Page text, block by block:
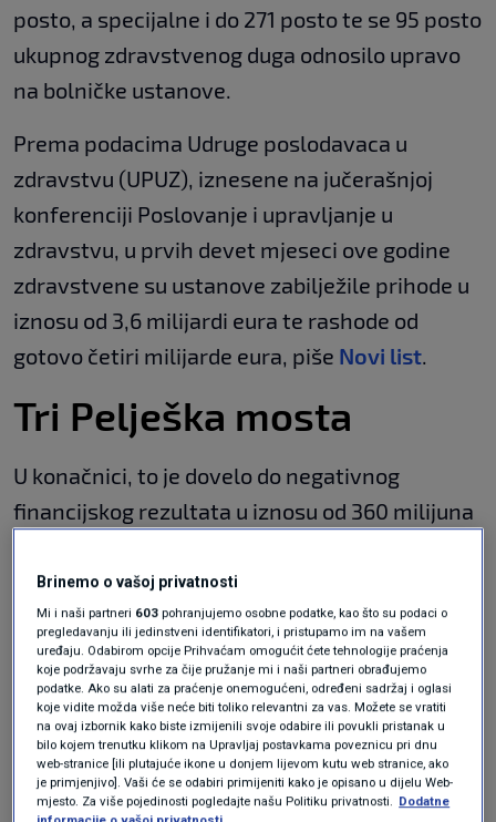
posto, a specijalne i do 271 posto te se 95 posto
ukupnog zdravstvenog duga odnosilo upravo
na bolničke ustanove.
Prema podacima Udruge poslodavaca u
zdravstvu (UPUZ), iznesene na jučerašnjoj
konferenciji Poslovanje i upravljanje u
zdravstvu, u prvih devet mjeseci ove godine
zdravstvene su ustanove zabilježile prihode u
iznosu od 3,6 milijardi eura te rashode od
gotovo četiri milijarde eura, piše Novi list.
Tri Pelješka mosta
U konačnici, to je dovelo do negativnog
financijskog rezultata u iznosu od 360 milijuna
Danas se prosječno na mjesečnoj razini
generira novi dug u iznosu od 36 milijuna eura
te se rokovi plaćanja općih bolnica kreću u
rasponu od 250 do 360 dana, a kliničkih bolnica
od 210 do 280 dana. Znatno bolje poslovanje
bilježe jedino zavodi za javno zdravstvo i
domovi zdravlja, iako su i oni ostvarili
Brinemo o vašoj privatnosti
Mi i naši partneri 603 pohranjujemo osobne podatke, kao što su podaci o
pregledavanju ili jedinstveni identifikatori, i pristupamo im na vašem
uređaju. Odabirom opcije Prihvaćam omogućit ćete tehnologije praćenja
koje podržavaju svrhe za čije pružanje mi i naši partneri obrađujemo
podatke. Ako su alati za praćenje onemogućeni, određeni sadržaj i oglasi
koje vidite možda više neće biti toliko relevantni za vas. Možete se vratiti
na ovaj izbornik kako biste izmijenili svoje odabire ili povukli pristanak u
bilo kojem trenutku klikom na Upravljaj postavkama poveznicu pri dnu
web-stranice [ili plutajuće ikone u donjem lijevom kutu web stranice, ako
je primjenjivo]. Vaši će se odabiri primijeniti kako je opisano u dijelu Web-
mjesto. Za više pojedinosti pogledajte našu Politiku privatnosti. Dodatne